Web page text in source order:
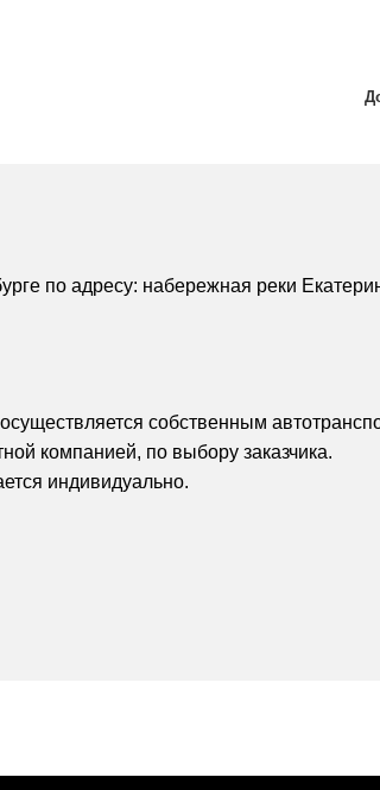
по адресу: набережная реки
собственным
компанией, по выбору заказчика.
индивидуально.